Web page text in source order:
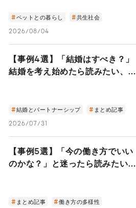
ペットとの暮らし 共生社会
2026/08/04
【事例4選】「結婚はすべき？」
結婚を考え始めたら読みたい、心
結婚とパートナーシップ まとめ記事
2026/07/31
【事例5選】「今の働き方でいい
のかな？」と迷ったら読みたい、
まとめ記事 働き方の多様性